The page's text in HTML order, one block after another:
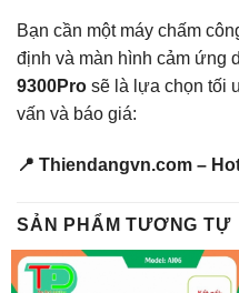
Bạn cần một máy chấm
định và màn hình cảm ứng
9300Pro sẽ là lựa chọn tối
vấn và báo giá:
📍 Thiendangvn.com –
SẢN PHẨM TƯƠNG TỰ